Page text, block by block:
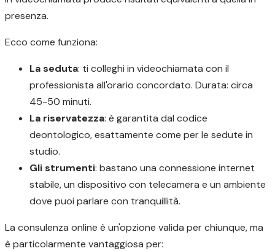
presenza.
Ecco come funziona:
La seduta: ti colleghi in videochiamata con il
professionista all'orario concordato. Durata: circa
45-50 minuti.
La riservatezza: è garantita dal codice
deontologico, esattamente come per le sedute in
studio.
Gli strumenti: bastano una connessione internet
stabile, un dispositivo con telecamera e un ambiente
dove puoi parlare con tranquillità.
La consulenza online è un'opzione valida per chiunque, ma
è particolarmente vantaggiosa per: